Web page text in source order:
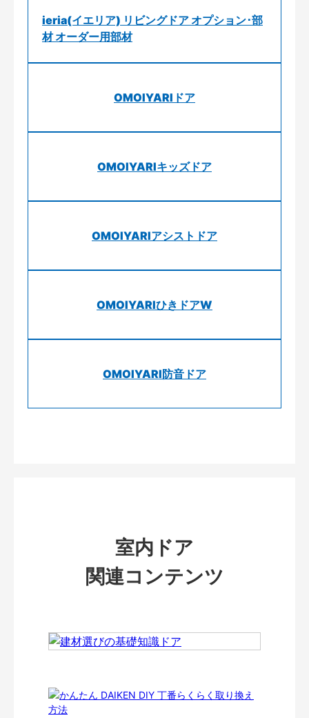
ieria(イエリア) リビングドア オプション･部
材 オーダー用部材
OMOIYARIドア
OMOIYARIキッズドア
OMOIYARIアシストドア
OMOIYARIひきドアW
OMOIYARI防音ドア
室内ドア
関連コンテンツ